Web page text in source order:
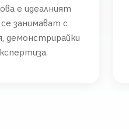
е идеалният
занимават с
демонстрирайки